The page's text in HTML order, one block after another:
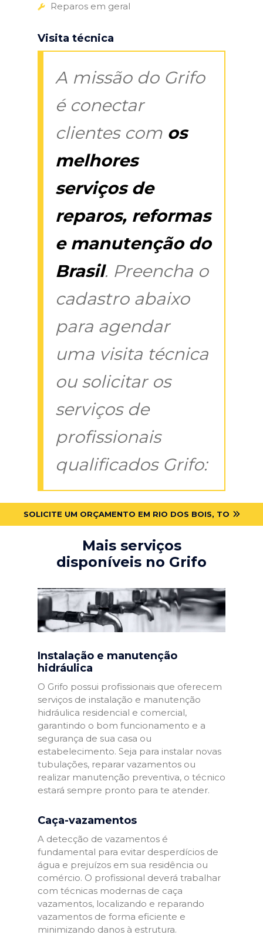
Reparos em geral
Visita técnica
A missão do Grifo
é conectar
clientes com os
melhores
serviços de
reparos, reformas
e manutenção do
Brasil. Preencha o
cadastro abaixo
para agendar
uma visita técnica
ou solicitar os
serviços de
profissionais
qualificados Grifo:
SOLICITE UM ORÇAMENTO EM RIO DOS BOIS, TO
Mais serviços
disponíveis no Grifo
Instalação e manutenção
hidráulica
O Grifo possui profissionais que oferecem
serviços de instalação e manutenção
hidráulica residencial e comercial,
garantindo o bom funcionamento e a
segurança de sua casa ou
estabelecimento. Seja para instalar novas
tubulações, reparar vazamentos ou
realizar manutenção preventiva, o técnico
estará sempre pronto para te atender.
Caça-vazamentos
A detecção de vazamentos é
fundamental para evitar desperdícios de
água e prejuízos em sua residência ou
comércio. O profissional deverá trabalhar
com técnicas modernas de caça
vazamentos, localizando e reparando
vazamentos de forma eficiente e
minimizando danos à estrutura.